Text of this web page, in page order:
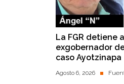
La FGR detiene
exgobernador
caso Ayotzinapa
Agosto 6, 2026